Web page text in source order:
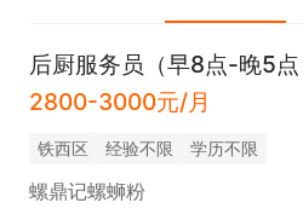
后厨服务员（早8点-晚5点
2800-3000元/月
铁西区 经验不限 学历不限
螺鼎记螺蛳粉